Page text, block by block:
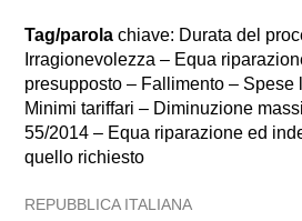
Tag/parola chiave: Durata del
Irragionevolezza – Equa
presupposto – Fallimento –
Minimi tariffari – Diminuzione
55/2014 – Equa riparazione ed
quello richiesto
REPUBBLICA ITALIANA